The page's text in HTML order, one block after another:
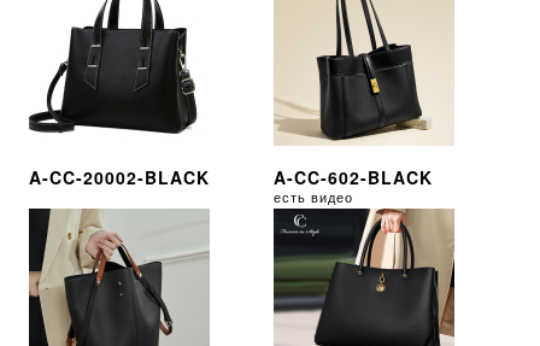
A-CC-20002-BLACK A-CC-602-BLACK
есть видео